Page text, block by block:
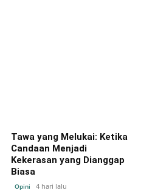
Tawa yang Melukai: Ketika
Candaan Menjadi
Kekerasan yang Dianggap
Biasa
Opini 4 hari lalu